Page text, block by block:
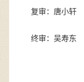
复审：唐小轩
终审：吴寿东